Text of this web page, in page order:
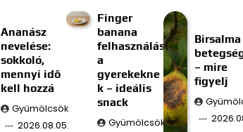
Ananász
nevelése:
sokkoló,
mennyi idő
kell hozzá
Gyümölcsök
2026.08.05.
Finger
banana
felhasználás
a
gyerekekne
k – ideális
snack
Gyümölcsök
Birsalma
– mire
figyelj